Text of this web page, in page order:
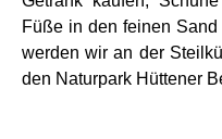
Füße in den feinen
werden wir an der
den Naturpark Hüttener